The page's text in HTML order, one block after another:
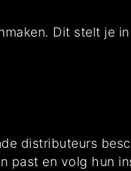
Dit stelt je
distributeurs
past en volg hun